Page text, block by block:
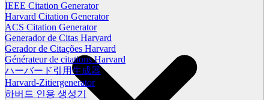
IEEE Citation Generator
Harvard Citation Generator
ACS Citation Generator
Generador de Citas Harvard
Gerador de Citações Harvard
Générateur de citations Harvard
ハーバード引用生成器
Harvard-Zitiergenerator
하버드 인용 생성기